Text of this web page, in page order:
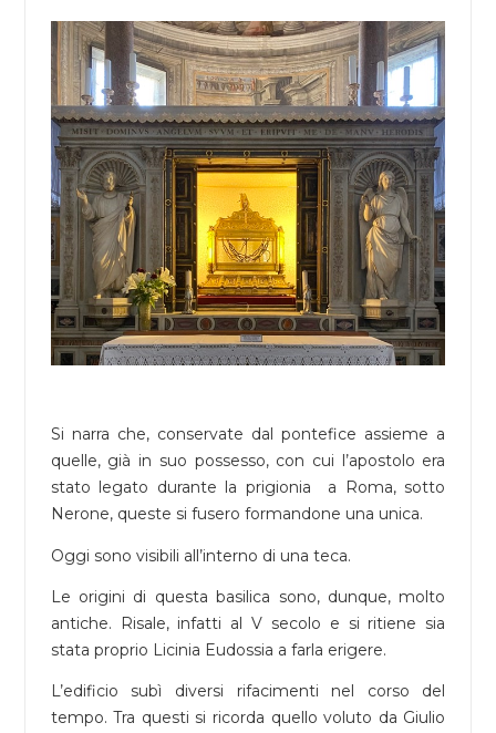
Si narra che, conservate dal pontefice assieme a
quelle, già in suo possesso, con cui l’apostolo era
stato legato durante la prigionia a Roma, sotto
Nerone, queste si fusero formandone una unica.
Oggi sono visibili all’interno di una teca.
Le origini di questa basilica sono, dunque, molto
antiche. Risale, infatti al V secolo e si ritiene sia
stata proprio Licinia Eudossia a farla erigere.
L’edificio subì diversi rifacimenti nel corso del
tempo. Tra questi si ricorda quello voluto da Giulio